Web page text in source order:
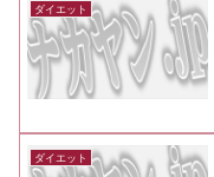
ダイエット
ダイエット